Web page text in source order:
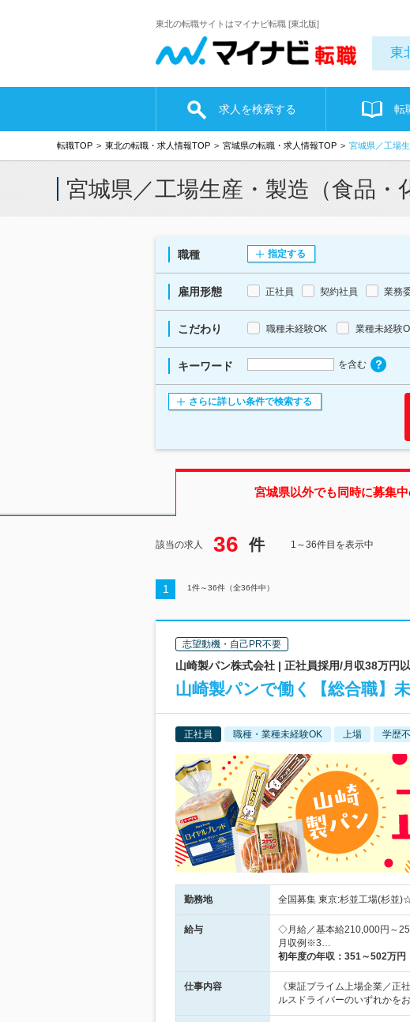
東北の転職サイトはマイナビ転職 [東北版]
東
求人を検索する 転
転職TOP 東北の転職・求人情報TOP 宮城県の転職・求人情報TOP 宮城県／工場
宮城県／工場生産・製造（食品
職種 指定する
雇用形態 正社員 契約社員 業務
こだわり 職種未経験OK 業種未経験
キーワード を含む
さらに詳しい条件で検索する
宮城県以外でも同時に募集
該当の求人 36 件 1～36件目を表示中
1 1件～36件（全36件中）
志望動機・自己PR不要
山崎製パン株式会社 | 正社員採用/月収38万円
山崎製パンで働く【総合職】
正社員 職種・業種未経験OK 上場 学歴
勤務地 全国募集 東京:杉並工場(杉並
給与
◇月給／基本給210,000円～
月収例※3…
初年度の年収： 351～502万円
仕事内容
《東証プライム上場企業／正
ルスドライバーのいずれかを